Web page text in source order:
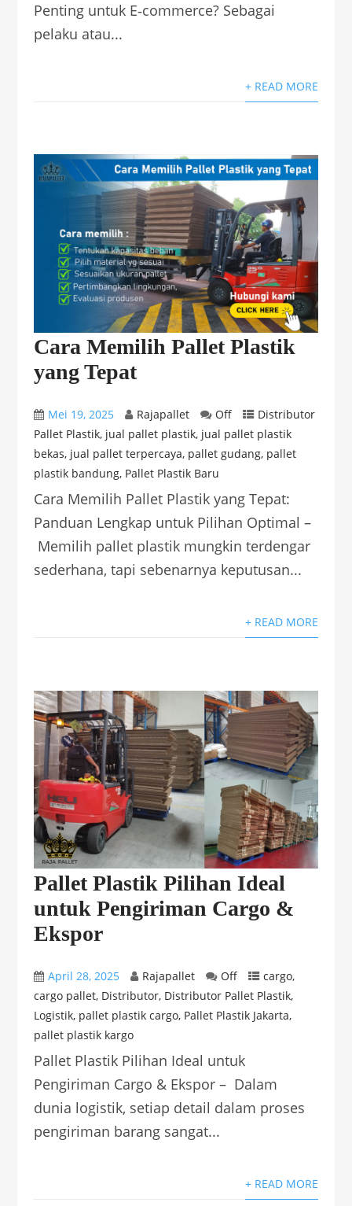
Penting untuk E‑commerce? Sebagai
pelaku atau...
+ READ MORE
Cara Memilih Pallet Plastik
yang Tepat
Mei 19, 2025 Rajapallet Off
Distributor
Pallet Plastik, jual pallet plastik, jual pallet plastik
bekas, jual pallet terpercaya, pallet gudang, pallet
plastik bandung, Pallet Plastik Baru
Cara Memilih Pallet Plastik yang Tepat:
Panduan Lengkap untuk Pilihan Optimal –
Memilih pallet plastik mungkin terdengar
sederhana, tapi sebenarnya keputusan...
+ READ MORE
Pallet Plastik Pilihan Ideal
untuk Pengiriman Cargo &
Ekspor
April 28, 2025 Rajapallet Off cargo,
cargo pallet, Distributor, Distributor Pallet Plastik,
Logistik, pallet plastik cargo, Pallet Plastik Jakarta,
pallet plastik kargo
Pallet Plastik Pilihan Ideal untuk
Pengiriman Cargo & Ekspor – Dalam
dunia logistik, setiap detail dalam proses
pengiriman barang sangat...
+ READ MORE